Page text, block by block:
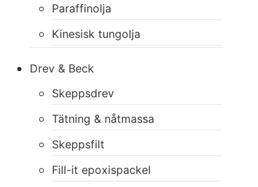
Paraffinolja
Kinesisk tungolja
Drev & Beck
Skeppsdrev
Tätning & nåtmassa
Skeppsfilt
Fill-it epoxispackel